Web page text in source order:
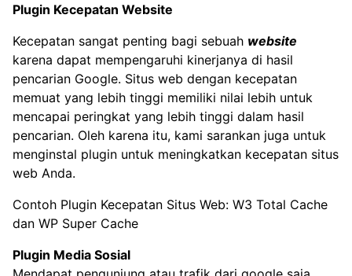
Plugin Kecepatan Website
Kecepatan sangat penting bagi sebuah website
karena dapat mempengaruhi kinerjanya di hasil
pencarian Google. Situs web dengan kecepatan
memuat yang lebih tinggi memiliki nilai lebih untuk
mencapai peringkat yang lebih tinggi dalam hasil
pencarian. Oleh karena itu, kami sarankan juga untuk
menginstal plugin untuk meningkatkan kecepatan situs
web Anda.
Contoh Plugin Kecepatan Situs Web: W3 Total Cache
dan WP Super Cache
Plugin Media Sosial